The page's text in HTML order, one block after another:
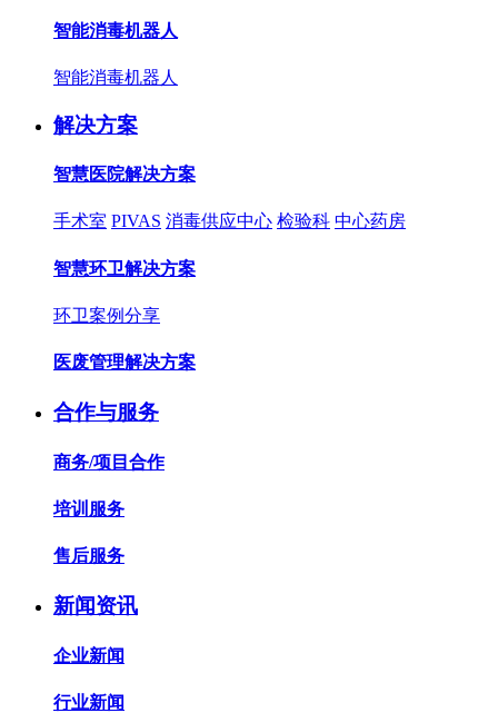
智能消毒机器人
智能消毒机器人
解决方案
智慧医院解决方案
手术室 PIVAS 消毒供应中心 检验科 中心药房
智慧环卫解决方案
环卫案例分享
医废管理解决方案
合作与服务
商务/项目合作
培训服务
售后服务
新闻资讯
企业新闻
行业新闻